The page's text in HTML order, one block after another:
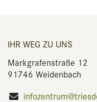
IHR WEG ZU UNS
Markgrafenstraße 12
91746 Weidenbach